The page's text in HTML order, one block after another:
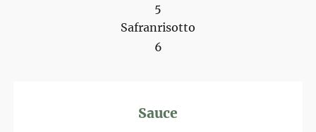
5
Safranrisotto
6
Sauce